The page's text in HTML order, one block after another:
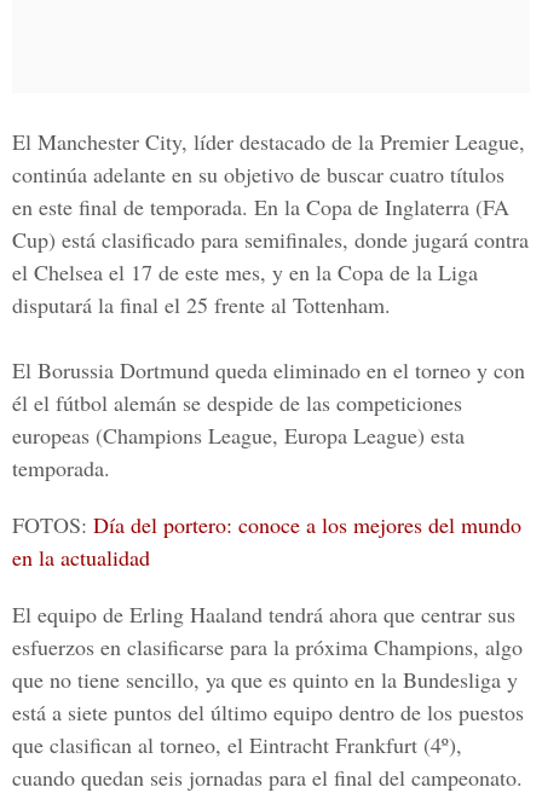
El Manchester City, líder destacado de la Premier League,
continúa adelante en su objetivo de buscar cuatro títulos
en este final de temporada. En la Copa de Inglaterra (FA
Cup) está clasificado para semifinales, donde jugará contra
el Chelsea el 17 de este mes, y en la Copa de la Liga
disputará la final el 25 frente al Tottenham.
El Borussia Dortmund queda eliminado en el torneo y con
él el fútbol alemán se despide de las competiciones
europeas (Champions League, Europa League) esta
temporada.
FOTOS: Día del portero: conoce a los mejores del mundo
en la actualidad
El equipo de Erling Haaland tendrá ahora que centrar sus
esfuerzos en clasificarse para la próxima Champions, algo
que no tiene sencillo, ya que es quinto en la Bundesliga y
está a siete puntos del último equipo dentro de los puestos
que clasifican al torneo, el Eintracht Frankfurt (4º),
cuando quedan seis jornadas para el final del campeonato.